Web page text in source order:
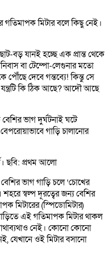
বড় যানই হচ্ছে এক প্রান্ত থেকে
বা টেম্পো-লেগুনার মতো
দেবে গন্তব্যে! কিন্তু সে
যন্ত্রটি কি ঠিক আছে? আদৌ আছে
ভাগ দুর্ঘটনাই ঘটে
গাড়ি চালানোর
ভাগ গাড়ি চলে ‘চোখের
স্বল্প দূরত্বের জন্য বেশির
মিটারের (স্পিডোমিটার)
এই গতিমাপক মিটার থাকল
নেই। কোনো কোনো
যেখানে ওই মিটার বসানো